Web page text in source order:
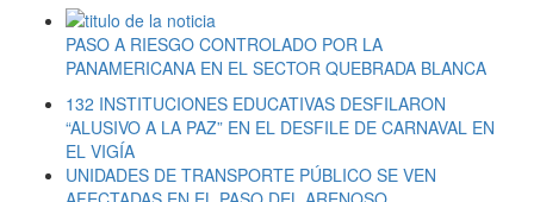
PASO A RIESGO CONTROLADO POR LA
PANAMERICANA EN EL SECTOR QUEBRADA BLANCA
132 INSTITUCIONES EDUCATIVAS DESFILARON
“ALUSIVO A LA PAZ” EN EL DESFILE DE CARNAVAL EN
EL VIGÍA
UNIDADES DE TRANSPORTE PÚBLICO SE VEN